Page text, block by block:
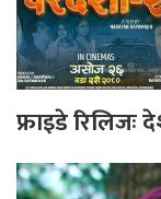
फ्राइडे